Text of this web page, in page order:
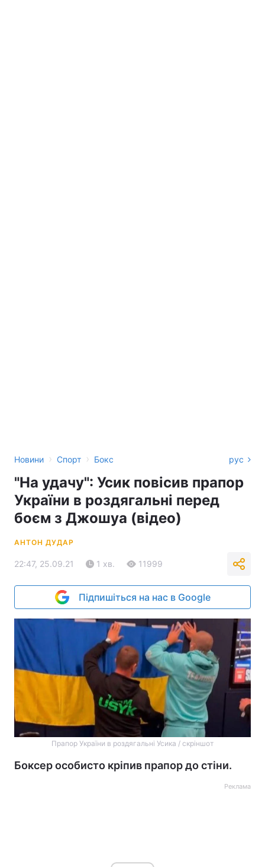
Новини › Спорт › Бокс рус
"На удачу": Усик повісив прапор
України в роздягальні перед
боєм з Джошуа (відео)
АНТОН ДУДАР
22:47, 25.09.21 1 хв. 11999
Підпишіться на нас в Google
Прапор України в роздягальні Усика / скріншот
Боксер особисто кріпив прапор до стіни.
Реклама